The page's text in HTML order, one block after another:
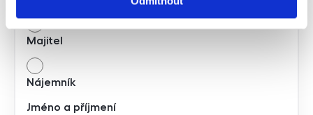
Majitel
Nájemník
Jméno a příjmení